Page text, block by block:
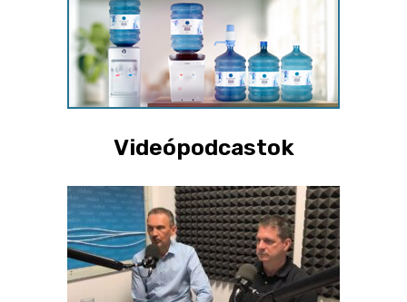
Videópodcastok